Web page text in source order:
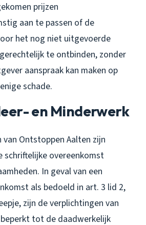
prijzen
aan te passen of de
het nog niet uitgevoerde
te ontbinden, zonder
aanspraak kan maken op
schade.
en Minderwerk
van Ontstoppen Aalten zijn
schriftelijke overeenkomst
In geval van een
als bedoeld in art. 3 lid 2,
zijn de verplichtingen van
tot de daadwerkelijk